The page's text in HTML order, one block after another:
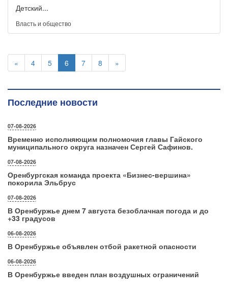
Детский...
Власть и общество
« 4 5 6 7 8 »
Последние новости
07-08-2026
Временно исполняющим полномочия главы Гайского
муниципального округа назначен Сергей Сафинов.
07-08-2026
Оренбургская команда проекта «Бизнес‑вершина»
покорила Эльбрус
07-08-2026
В Оренбуржье днем 7 августа безоблачная погода и до
+33 градусов
06-08-2026
В Оренбуржье объявлен отбой ракетной опасности
06-08-2026
В Оренбуржье введен план воздушных ограничений